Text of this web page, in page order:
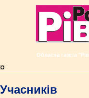
Обласна газета
¤
Учасників